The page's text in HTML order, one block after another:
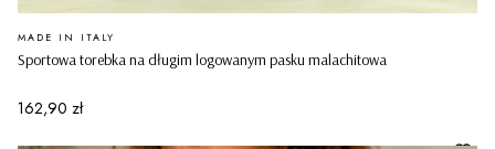
Sportowa torebka na długim logowanym pasku malachitowa
PRODUCENT
MADE IN ITALY
Cena
162,90 zł